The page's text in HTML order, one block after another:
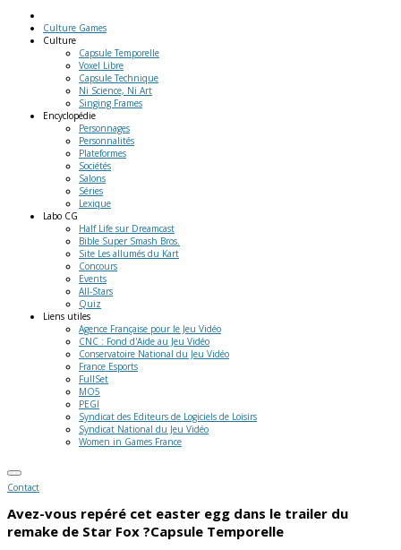
Culture Games
Culture
Capsule Temporelle
Voxel Libre
Capsule Technique
Ni Science, Ni Art
Singing Frames
Encyclopédie
Personnages
Personnalités
Plateformes
Sociétés
Salons
Séries
Lexique
Labo CG
Half Life sur Dreamcast
Bible Super Smash Bros.
Site Les allumés du Kart
Concours
Events
All-Stars
Quiz
Liens utiles
Agence Française pour le Jeu Vidéo
CNC : Fond d'Aide au Jeu Vidéo
Conservatoire National du Jeu Vidéo
France Esports
FullSet
MO5
PEGI
Syndicat des Editeurs de Logiciels de Loisirs
Syndicat National du Jeu Vidéo
Women in Games France
Contact
Avez-vous repéré cet easter egg dans le trailer du
remake de Star Fox ?Capsule Temporelle